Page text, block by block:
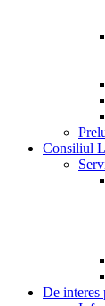
Consiliul
De interes